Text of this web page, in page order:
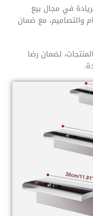
في مجال بيع
والتصاميم، مع ضمان
لضمان رضا